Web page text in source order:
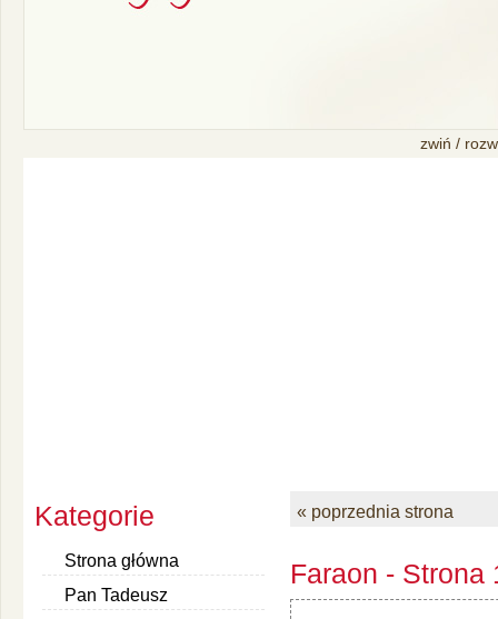
zwiń /
Kategorie
Strona główna
Pan Tadeusz
« poprzednia strona
Faraon - Strona